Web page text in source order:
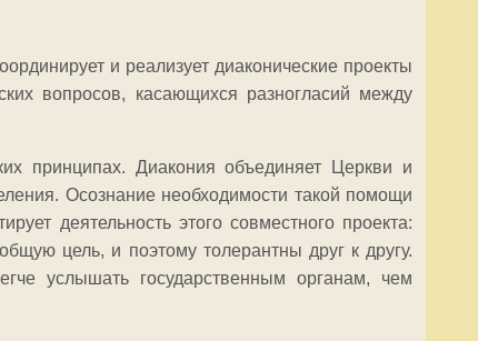
и реализует диаконические проекты
вопросов, касающихся разногласий между
принципах. Диакония объединяет Церкви и
Осознание необходимости такой помощи
деятельность этого совместного проекта:
цель, и поэтому толерантны друг к другу.
услышать государственным органам, чем